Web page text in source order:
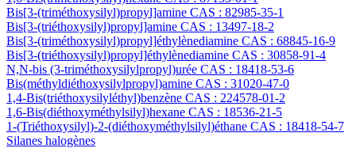
Bis[3-(triméthoxysilyl)propyl]amine CAS : 82985-35-1
Bis[3-(triéthoxysilyl)propyl]amine CAS : 13497-18-2
Bis[3-(triméthoxysilyl)propyl]éthylènediamine CAS : 68845-16-9
Bis[3-(triéthoxysilyl)propyl]éthylènediamine CAS : 30858-91-4
N,N-bis (3-triméthoxysilylpropyl)urée CAS : 18418-53-6
Bis(méthyldiéthoxysilylpropyl)amine CAS : 31020-47-0
1,4-Bis(triéthoxysilyléthyl)benzène CAS : 224578-01-2
1,6-Bis(diéthoxyméthylsilyl)hexane CAS : 18536-21-5
1-(Triéthoxysilyl)-2-(diéthoxyméthylsilyl)éthane CAS : 18418-54-7
Silanes halogènes